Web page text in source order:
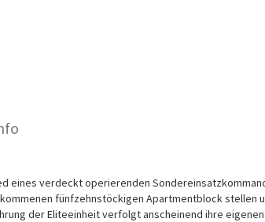
eines verdeckt operierenden
fünfzehnstöckigen Apartmentblock stellen
der Eliteeinheit verfolgt anscheinend ihre